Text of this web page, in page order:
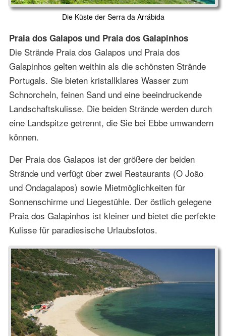
Die Küste der Serra da Arrábida
Praia dos Galapos und Praia dos Galapinhos
Die Strände Praia dos Galapos und Praia dos
Galapinhos gelten weithin als die schönsten Strände
Portugals. Sie bieten kristallklares Wasser zum
Schnorcheln, feinen Sand und eine beeindruckende
Landschaftskulisse. Die beiden Strände werden durch
eine Landspitze getrennt, die Sie bei Ebbe umwandern
können.
Der Praia dos Galapos ist der größere der beiden
Strände und verfügt über zwei Restaurants (O João
und Ondagalapos) sowie Mietmöglichkeiten für
Sonnenschirme und Liegestühle. Der östlich gelegene
Praia dos Galapinhos ist kleiner und bietet die perfekte
Kulisse für paradiesische Urlaubsfotos.